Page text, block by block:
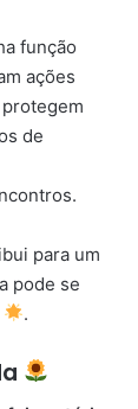
função
ações
de
para um
pode se
.